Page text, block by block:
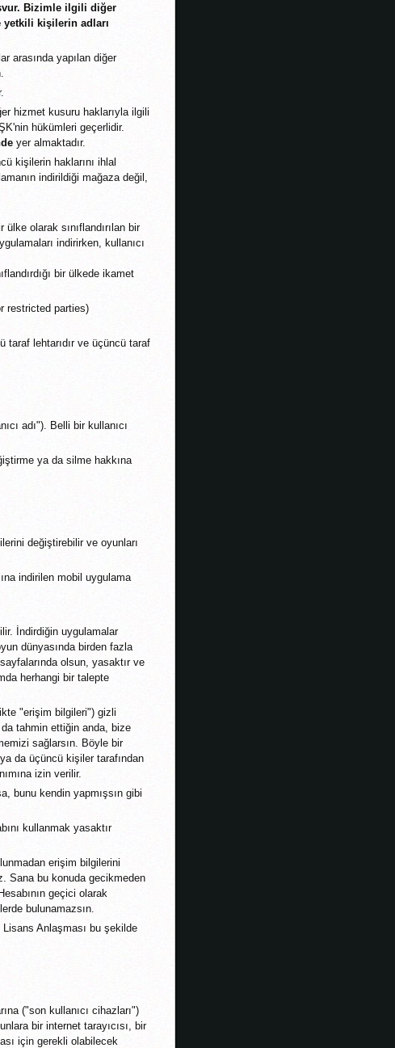
Bizimle ilgili diğer
kişilerin adları
arasında yapılan diğer
hizmet kusuru haklarıyla ilgili
hükümleri geçerlidir.
yer almaktadır.
kişilerin haklarını ihlal
indirildiği mağaza değil,
olarak sınıflandırılan bir
indirirken, kullanıcı
bir ülkede ikamet
restricted parties)
taraf lehtarıdır ve üçüncü taraf
adı"). Belli bir kullanıcı
ya da silme hakkına
değiştirebilir ve oyunları
indirilen mobil uygulama
İndirdiğin uygulamalar
dünyasında birden fazla
olsun, yasaktır ve
herhangi bir talepte
"erişim bilgileri") gizli
tahmin ettiğin anda, bize
sağlarsın. Böyle bir
da üçüncü kişiler tarafından
izin verilir.
bunu kendin yapmışsın gibi
kullanmak yasaktır
erişim bilgilerini
Sana bu konuda gecikmeden
geçici olarak
bulunamazsın.
Lisans Anlaşması bu şekilde
("son kullanıcı cihazları")
bir internet tarayıcısı, bir
için gerekli olabilecek